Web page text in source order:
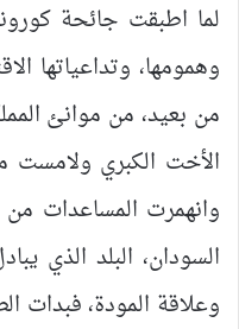
لما اطبقت جائحة
وهمومها، وتداعياتها
من بعيد، من موانئ
الأخت الكبري ولامست
وانهمرت المساعدات من
السودان، البلد الذي
وعلاقة المودة، فبدات